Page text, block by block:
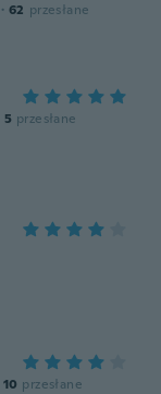
· 62 przesłane
5 przesłane
10 przesłane